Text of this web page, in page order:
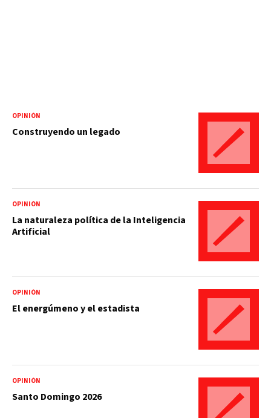
OPINIÓN
Construyendo un legado
OPINIÓN
La naturaleza política de la Inteligencia
Artificial
OPINIÓN
El energúmeno y el estadista
OPINIÓN
Santo Domingo 2026